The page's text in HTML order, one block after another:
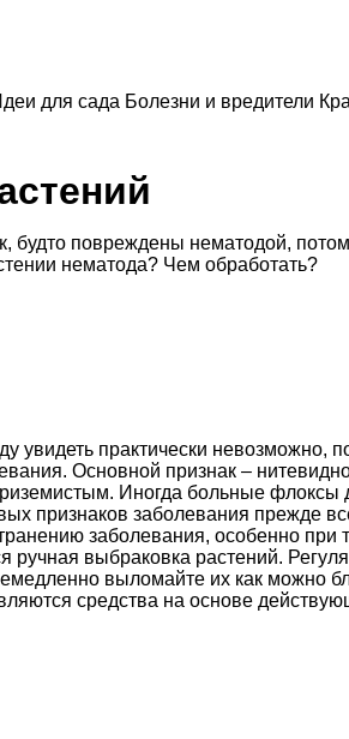
для сада Болезни и вредители
будто повреждены нематодой,
нематода? Чем обработать?
увидеть практически невозможно,
Основной признак –
Иногда больные флоксы
признаков заболевания прежде
заболевания, особенно
выбраковка растений.
выломайте их как можно
средства на основе